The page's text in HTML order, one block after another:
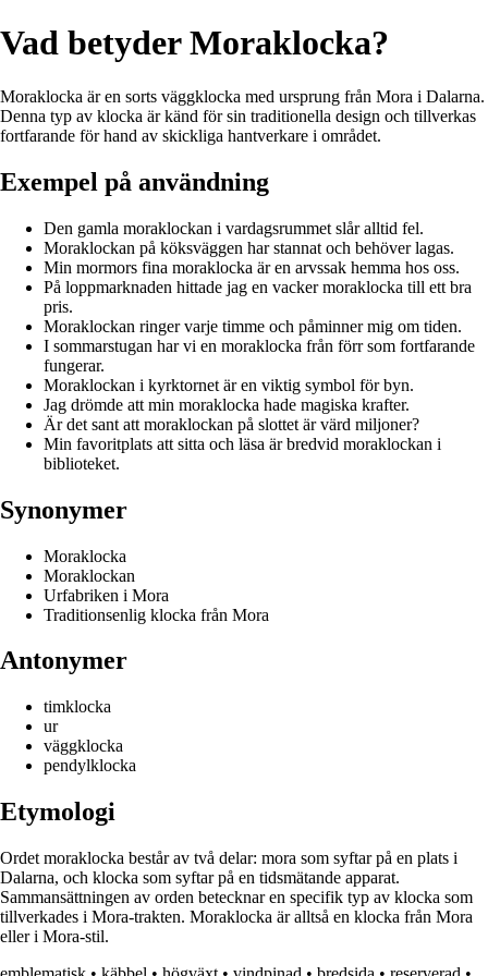
Vad betyder Moraklocka?
Moraklocka är en sorts väggklocka med ursprung från Mora i Dalarna.
Denna typ av klocka är känd för sin traditionella design och tillverkas
fortfarande för hand av skickliga hantverkare i området.
Exempel på användning
Den gamla moraklockan i vardagsrummet slår alltid fel.
Moraklockan på köksväggen har stannat och behöver lagas.
Min mormors fina moraklocka är en arvssak hemma hos oss.
På loppmarknaden hittade jag en vacker moraklocka till ett bra
pris.
Moraklockan ringer varje timme och påminner mig om tiden.
I sommarstugan har vi en moraklocka från förr som fortfarande
fungerar.
Moraklockan i kyrktornet är en viktig symbol för byn.
Jag drömde att min moraklocka hade magiska krafter.
Är det sant att moraklockan på slottet är värd miljoner?
Min favoritplats att sitta och läsa är bredvid moraklockan i
biblioteket.
Synonymer
Moraklocka
Moraklockan
Urfabriken i Mora
Traditionsenlig klocka från Mora
Antonymer
timklocka
ur
väggklocka
pendylklocka
Etymologi
Ordet moraklocka består av två delar: mora som syftar på en plats i
Dalarna, och klocka som syftar på en tidsmätande apparat.
Sammansättningen av orden betecknar en specifik typ av klocka som
tillverkades i Mora-trakten. Moraklocka är alltså en klocka från Mora
eller i Mora-stil.